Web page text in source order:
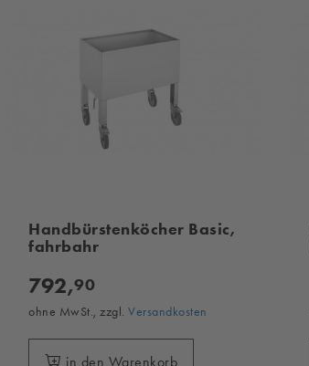
Handbürstenköcher Basic,
fahrbahr
792,90
ohne MwSt., zzgl.Versandkosten
in den Warenkorb